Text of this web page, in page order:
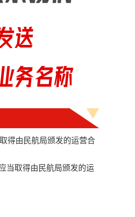
得由民航局颁发的运营合
当取得由民航局颁发的运